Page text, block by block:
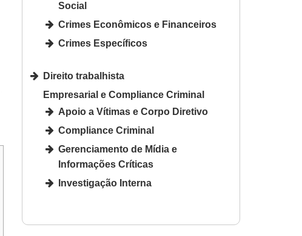
Social
Crimes Econômicos e Financeiros
Crimes Específicos
Direito trabalhista
Empresarial e Compliance Criminal
Apoio a Vítimas e Corpo Diretivo
Compliance Criminal
Gerenciamento de Mídia e
Informações Críticas
Investigação Interna